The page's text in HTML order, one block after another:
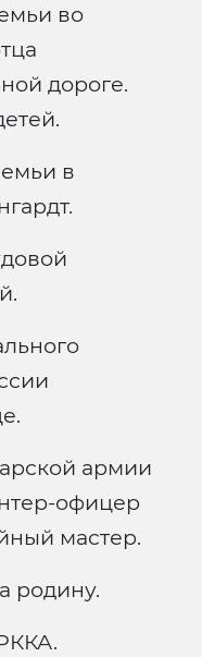
во
дороге.
в
армии
офицер
мастер.
родину.